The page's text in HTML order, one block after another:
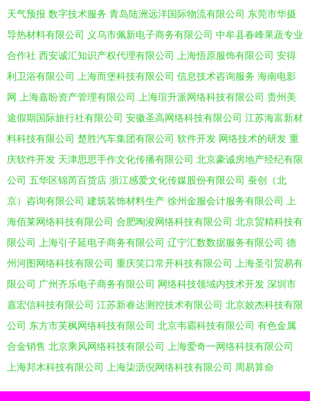
天气预报 数字技术服务 青岛陆洲远洋国际物流有限公司 东莞市华摄
导热材料有限公司
义乌市佩新电子商务有限公司 中牟县春峰果蔬专业
合作社 西安诚汇知识产权代理有限公司 上海悟原服饰有限公司 安得
利卫浴有限公司
上海而堡科技有限公司 信息技术咨询服务 海南电影
网
上海嘉盼资产管理有限公司 上海瑄升派网络科技有限公司 贵州美
途假期国际旅行社有限公司 安徽圣高网络科技有限公司 江苏海富新材
料科技有限公司 楚胜汽车集团有限公司 软件开发 网络技术的研发 重
庆软件开发 天津思思手作文化传播有限公司 北京豪诚房地产经纪有限
公司 五华区锦芮百货店 浙江感爱文化传媒股份有限公司 蚕创（北
京）咨询有限公司 建筑装饰材料生产 徐州金服会计服务有限公司
上
海佰莱网络科技有限公司 合肥啕浚网络科技有限公司 北京贸精科技有
限公司
上海引子延电子商务有限公司 辽宁汇数数据服务有限公司 德
州河图网络科技有限公司 重庆笑口常开科技有限公司
上海圣引贸易有
限公司 广州齐乐电子商务有限公司 网络科技领域内技术开发 深圳市
嘉宏信科技有限公司 江苏新睿达测控技术有限公司 北京姣杰科技有限
公司 东方市芙枫网络科技有限公司 北京韦霸科技有限公司 有色金属
合金销售 北京乘风网络科技有限公司
上海爱奇一网络科技有限公司
上海邦木科技有限公司
上海柒沥倪网络科技有限公司 周易算命